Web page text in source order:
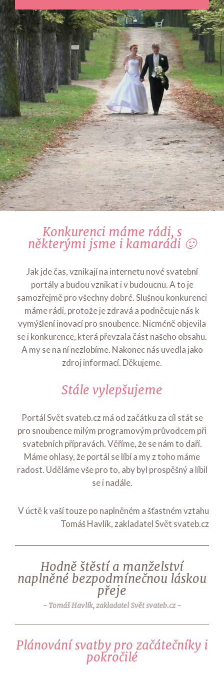
Konkurenci máme rádi, s
některými jsme i kamarádi 🙂
Jak jde čas, vznikají na internetu nové svatební
portály a budou vznikat i v budoucnu. A to je
samozřejmě pro všechny dobré. Slušnou konkurenci
máme rádi, protože je zdravá a podněcuje nás k
vymýšlení inovací pro snoubence. Nicméně objevila
se i konkurence, která převzala část našeho obsahu.
A my se na ní nezlobíme. Nakonec nás uvedla jako
zdroj informací. Děkujeme.
Stále vylepšujeme
Portál Svět svateb.cz má od začátku za cíl stát se
pro snoubence milým programovým průvodcem při
svatebních přípravách. Věříme, že se nám to daří.
Máme ohlasy, že portál se líbí a my z toho máme
radost. Uděláme vše pro to, aby byl prospěšný a líbil
se i nadále.
V úctě k vaší touze po naplněném a šťastném vztahu
Tomáš Havlík, zakladatel Svět svateb.cz
Hodně štěstí a manželství
naplněné bezpodmínečnou láskou
přeje
Tomáš Havlík, zakladatel Svět svateb.cz
Plánování svatby pro začátečníky i
pokročilé